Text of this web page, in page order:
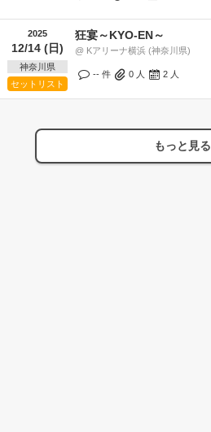
2025
12/14 (日)
神奈川県
セットリスト
狂宴～KYO-EN～
@ Kアリーナ横浜 (神奈川県)
-- 件 0 人 2 人
もっと見る